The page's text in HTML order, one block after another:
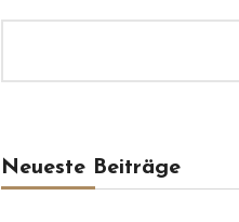
Neueste Beiträge